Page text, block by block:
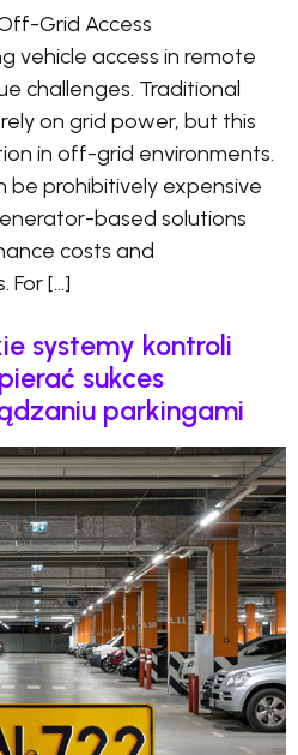
Grid Access
vehicle access in remote
challenges. Traditional
on grid power, but this
in off-grid environments.
be prohibitively expensive
based solutions
costs and
For […]
systemy kontroli
sukces
parkingami